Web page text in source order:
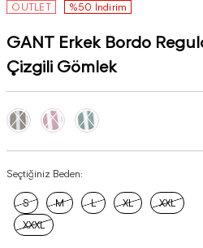
OUTLET %50 İndirim
GANT Erkek Bordo
Çizgili Gömlek
Seçtiğiniz Beden:
S M L XL
XXL
XXXL